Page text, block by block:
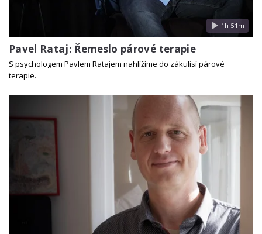
1h 51m
Pavel Rataj: Řemeslo párové terapie
S psychologem Pavlem Ratajem nahlížíme do zákulisí párové
terapie.